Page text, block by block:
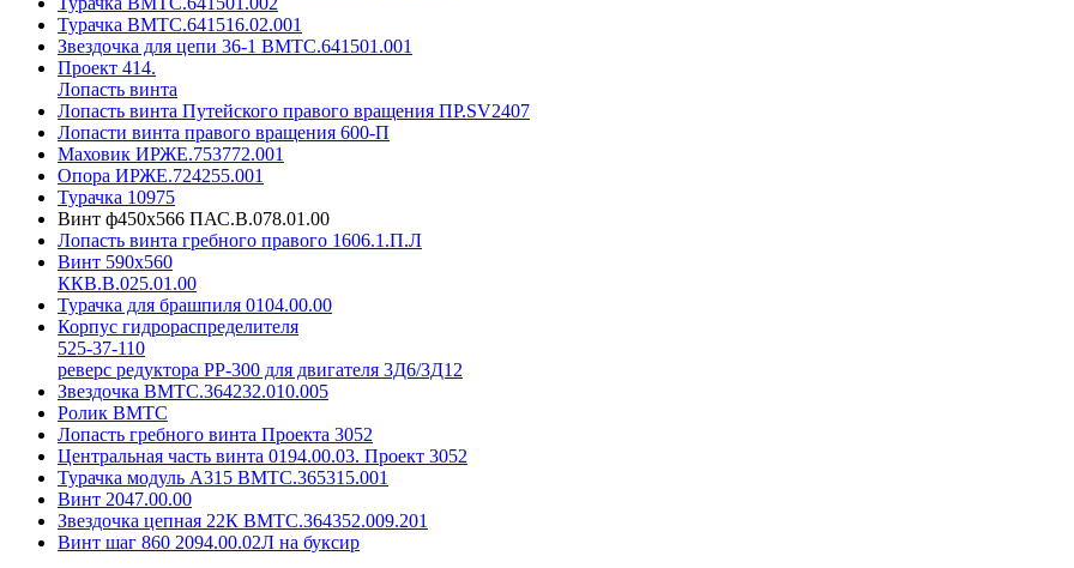
Турачка ВМТС.641516.02.001
Звездочка для цепи 36-1 ВМТС.641501.001
Проект 414.
Лопасть винта
Лопасть винта Путейского правого вращения ПР.SV2407
Лопасти винта правого вращения 600-П
Маховик ИРЖЕ.753772.001
Опора ИРЖЕ.724255.001
Турачка 10975
Винт ф450х566 ПАС.В.078.01.00
Лопасть винта гребного правого 1606.1.П.Л
Винт 590х560
ККВ.В.025.01.00
Турачка для брашпиля 0104.00.00
Корпус гидрораспределителя
525-37-110
реверс редуктора РР-300 для двигателя 3Д6/3Д12
Звездочка ВМТС.364232.010.005
Ролик ВМТС
Лопасть гребного винта Проекта 3052
Центральная часть винта 0194.00.03. Проект 3052
Турачка модуль А315 ВМТС.365315.001
Винт 2047.00.00
Звездочка цепная 22К ВМТС.364352.009.201
Винт шаг 860 2094.00.02Л на буксир